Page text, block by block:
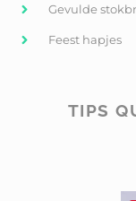
Gevulde
Feest hapjes
TIPS